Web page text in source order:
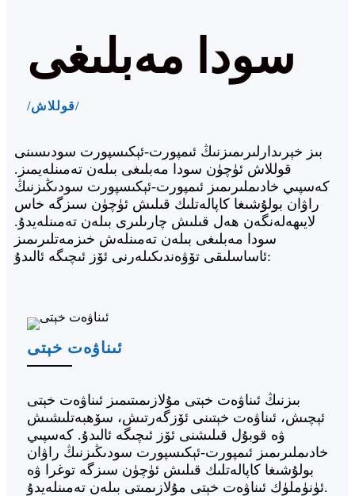
سودا مەبلىغى
/قوللاش/
بىز خېرىدارلىرىمىزنىڭ ئىمپورت-ئېكىسپورت سودىسىنى
قوللاش ئۈچۈن سودا مەبلىغى بىلەن تەمىنلەيمىز.
كەسپىي خادىملىرىمىز ئىمپورت-ئېكىسپورت سودىڭىزنىڭ
راۋان بولۇشىغا كاپالەتلىك قىلىش ئۈچۈن سىزگە خاس
لايىھەلەنگەن ھەل قىلىش چارىلىرى بىلەن تەمىنلەيدۇ.
سودا مەبلىغى بىلەن تەمىنلەش خىزمەتلىرىمىز
ئاساسلىقى تۆۋەندىكىلەرنى ئۆز ئىچىگە ئالىدۇ:
ئىناۋەت خېتى
بىزنىڭ ئىناۋەت خېتى مۇلازىمىتىمىز ئىناۋەت خېتى
ئېچىش، ئىناۋەت خېتىنى ئۆزگەرتىش، سۆھبەتلىشىش
ۋە قوبۇل قىلىشنى ئۆز ئىچىگە ئالىدۇ. كەسپىي
خادىملىرىمىز ئىمپورت-ئېكىسپورت سودىڭىزنىڭ راۋان
بولۇشىغا كاپالەتلىك قىلىش ئۈچۈن سىزگە توغرا ۋە
ئۈنۈملۈك ئىناۋەت خېتى مۇلازىمىتى بىلەن تەمىنلەيدۇ.